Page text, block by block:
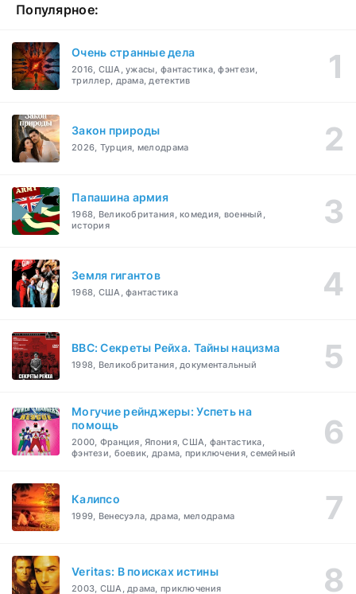
Популярное:
Очень странные дела
2016, США, ужасы, фантастика, фэнтези,
триллер, драма, детектив
Закон природы
2026, Турция, мелодрама
Папашина армия
1968, Великобритания, комедия, военный,
история
Земля гигантов
1968, США, фантастика
BBC: Секреты Рейха. Тайны нацизма
1998, Великобритания, документальный
Могучие рейнджеры: Успеть на
помощь
2000, Франция, Япония, США, фантастика,
фэнтези, боевик, драма, приключения, семейный
Калипсо
1999, Венесуэла, драма, мелодрама
Veritas: В поисках истины
2003, США, драма, приключения